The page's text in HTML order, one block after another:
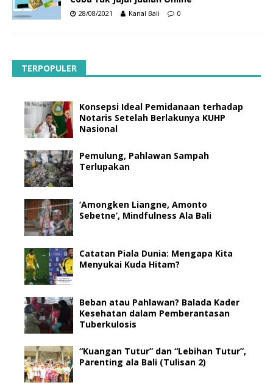
28/08/2021 Kanal Bali 0
TERPOPULER
Konsepsi Ideal Pemidanaan terhadap
Notaris Setelah Berlakunya KUHP
Nasional
Pemulung, Pahlawan Sampah
Terlupakan
‘Amongken Liangne, Amonto
Sebetne’, Mindfulness Ala Bali
Catatan Piala Dunia: Mengapa Kita
Menyukai Kuda Hitam?
Beban atau Pahlawan? Balada Kader
Kesehatan dalam Pemberantasan
Tuberkulosis
“Kuangan Tutur” dan “Lebihan Tutur”,
Parenting ala Bali (Tulisan 2)